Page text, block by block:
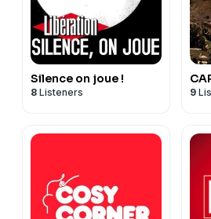
Silence on joue !
8 Listeners 9